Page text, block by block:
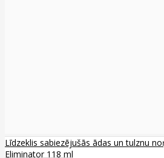
Līdzeklis sabiezējušās ādas un tulznu
Eliminator 118 ml